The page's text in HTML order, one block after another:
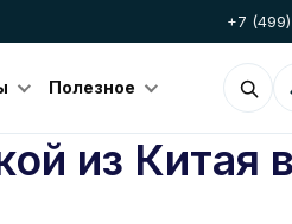
+7
Полезное
из Китая в